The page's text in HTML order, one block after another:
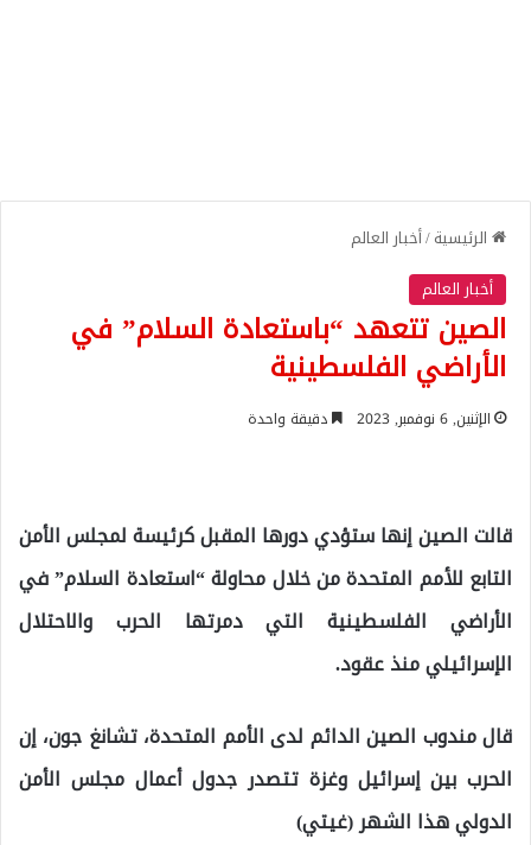
الرئيسية/أخبار العالم
أخبار العالم
الصين تتعهد “باستعادة السلام” في
الأراضي الفلسطينية
الإثنين, 6 نوفمبر, 2023 دقيقة واحدة
قالت الصين إنها ستؤدي دورها المقبل كرئيسة لمجلس الأمن
التابع للأمم المتحدة من خلال محاولة “استعادة السلام” في
الأراضي الفلسطينية التي دمرتها الحرب والاحتلال
الإسرائيلي منذ عقود.
قال مندوب الصين الدائم لدى الأمم المتحدة، تشانغ جون، إن
الحرب بين إسرائيل وغزة تتصدر جدول أعمال مجلس الأمن
الدولي هذا الشهر (غيتي)